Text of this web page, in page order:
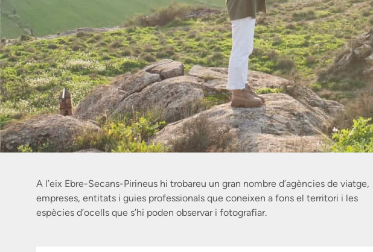
A l’eix Ebre-Secans-Pirineus hi trobareu un gran nombre d’agències de viatge,
empreses, entitats i guies professionals que coneixen a fons el territori i les
espècies d’ocells que s’hi poden observar i fotografiar.